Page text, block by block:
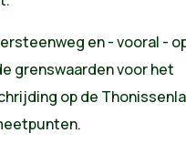
en - vooral -
grenswaarden voor het
op de